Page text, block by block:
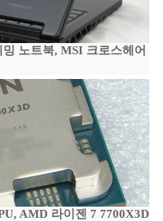
노트북, MSI 크로스헤어
AMD 라이젠 7 7700X3D